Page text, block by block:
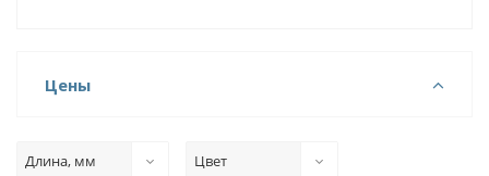
Цены
Длина, мм Цвет